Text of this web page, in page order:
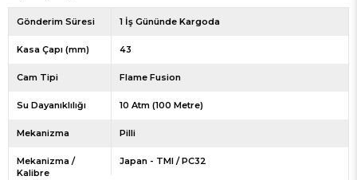
Gönderim Süresi 1 İş Gününde Kargoda
Kasa Çapı (mm) 43
Cam Tipi Flame Fusion
Su Dayanıklılığı 10 Atm (100 Metre)
Mekanizma Pilli
Mekanizma /
Kalibre
Japan - TMI / PC32